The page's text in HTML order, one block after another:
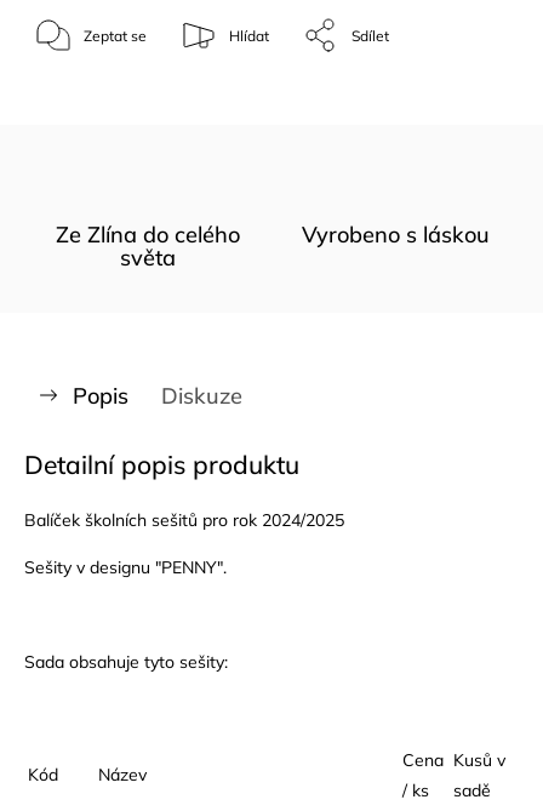
Zeptat se Hlídat Sdílet
Ze Zlína do celého
světa
Vyrobeno s láskou
Popis Diskuze
Detailní popis produktu
Balíček školních sešitů pro rok 2024/2025
Sešity v designu "PENNY".
Sada obsahuje tyto sešity:
Kód Název
Cena
/ ks
Kusů v
sadě